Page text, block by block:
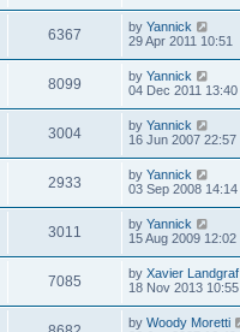
6367 by Yannick
29 Apr 2011 10:51
8099 by Yannick
04 Dec 2011 13:40
3004 by Yannick
16 Jun 2007 22:57
2933 by Yannick
03 Sep 2008 14:14
3011 by Yannick
15 Aug 2009 12:02
7085 by Xavier Landgraf
18 Nov 2013 10:55
by Woody Moretti